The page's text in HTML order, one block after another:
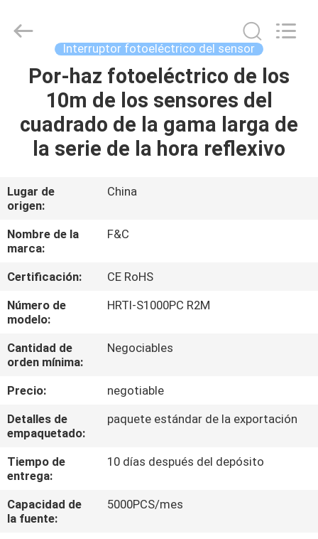
HOGAR
PRODUCTOS
NOSOTROS
VIAJE
DE
LA
FÁBRICA
CONTROL
CALIDAD
ÉNTRENOS
EN
CONTACTO
CON
industrial
Proveedor.
automationsensors.com.
Rights
Reserved.
Interruptor fotoeléctrico del sensor
Por-haz fotoeléctrico de los
10m de los sensores del
cuadrado de la gama larga de
la serie de la hora reflexivo
Lugar de
origen:
China
Nombre de la
marca:
F&C
Certificación:
CE RoHS
Número de
modelo:
HRTI-S1000PC R2M
Cantidad de
orden mínima:
Negociables
Precio:
negotiable
Detalles de
empaquetado:
paquete estándar de la exportación
Tiempo de
entrega:
10 días después del depósito
Capacidad de
la fuente:
5000PCS/mes